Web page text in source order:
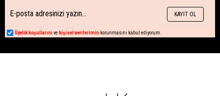
KAYIT OL
Üyelik koşullarını ve kişisel verilerimin korunmasını kabul ediyorum.